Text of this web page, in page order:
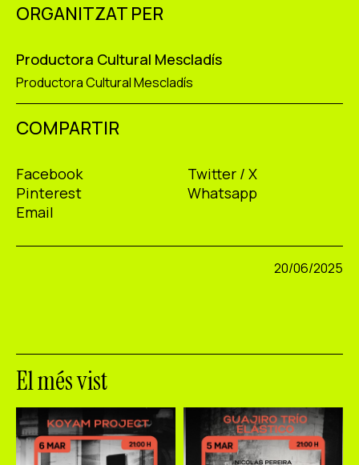
ORGANITZAT PER
Productora Cultural Mescladís
Productora Cultural Mescladís
COMPARTIR
Facebook
Twitter / X
Pinterest
Whatsapp
Email
20/06/2025
El més vist